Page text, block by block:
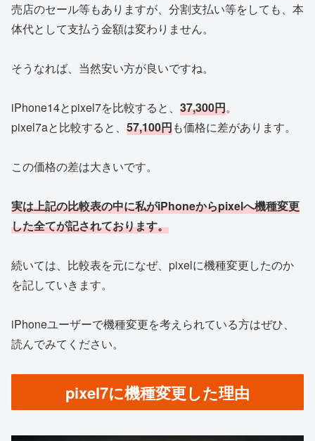
売店のセール等もありますが、分割支払い等をしても、本
体代として支払う金額は変わりません。
そうなれば、当然安い方が良いですね。
iPhone14とpixel7を比較すると、 37,300円。
pixel7aと比較すると、 57,100円も価格に差があります。
この価格の差は大きいです。
実は上記の比較表の中に私がiPhoneからpixelへ機種変更
した全てが記されております。
続いては、比較表を元になぜ、pixelに機種変更したのか
を記していきます。
iPhoneユーザーで機種変更を考えられている方はぜひ、
読んでみてください。
pixel7に機種変更した理由